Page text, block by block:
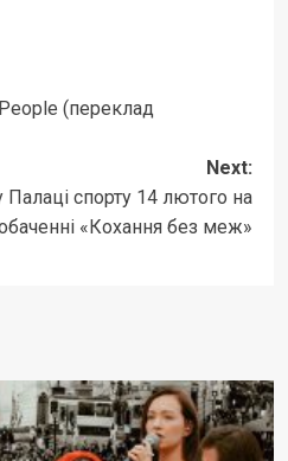
(переклад
Next:
спорту 14 лютого на
«Кохання без меж»